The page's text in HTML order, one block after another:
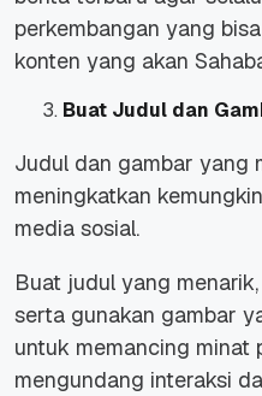
perkembangan yang
konten yang akan
Buat Judul dan
Judul dan gambar yang
meningkatkan
media sosial.
Buat judul yang
serta gunakan gambar
untuk memancing minat
mengundang interaksi